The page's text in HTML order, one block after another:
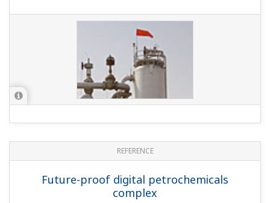
REFERENCE
Future-proof digital petrochemicals
complex